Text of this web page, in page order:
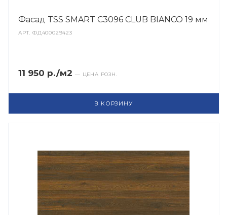
Фасад TSS SMART C3096 CLUB BIANCO 19 мм
АРТ.ФД400029423
11 950 р./м2 — ЦЕНА РОЗН.
В КОРЗИНУ